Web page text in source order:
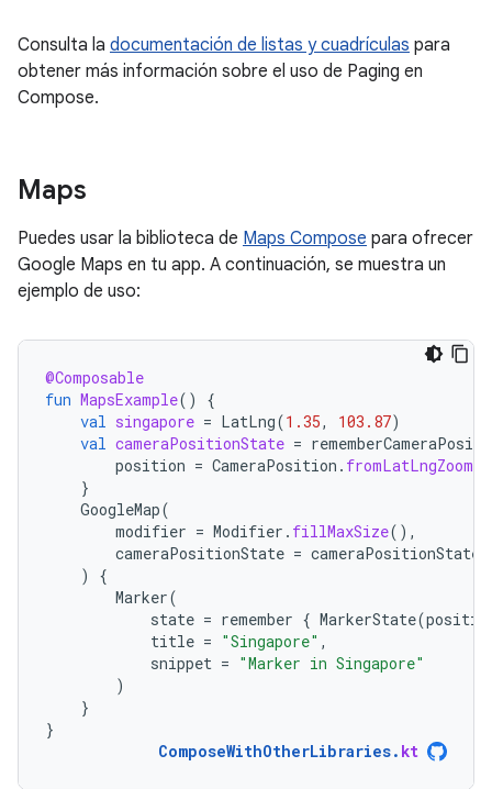
Consulta la documentación de listas y cuadrículas para
obtener más información sobre el uso de Paging en
Compose.
Maps
Puedes usar la biblioteca de Maps Compose para ofrecer
Google Maps en tu app. A continuación, se muestra un
ejemplo de uso:
@Composable
fun MapsExample()
{
val singapore = LatLng(1.35, 103.87)
val cameraPositionState =
position = CameraPosition . fromLatLngZoom
}
GoogleMap(
modifier = Modifier . fillMaxSize(),
cameraPositionState = cameraPositionState
)
{
Marker(
state = remember { MarkerState(
title = "Singapore" ,
snippet = "Marker in Singapore"
)
}
}
ComposeWithOtherLibraries. kt